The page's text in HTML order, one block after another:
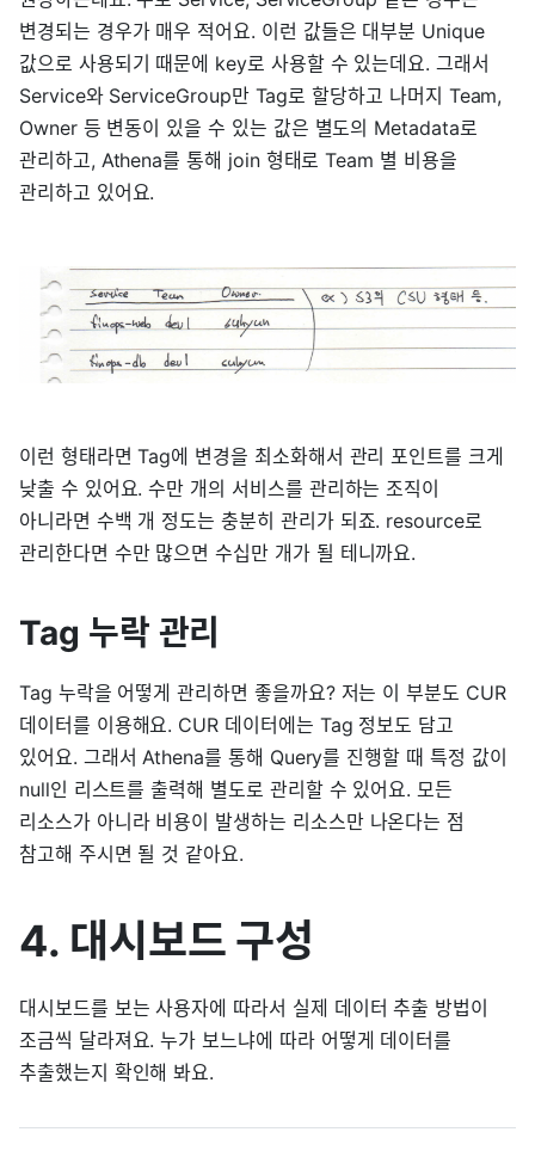
변경되는 경우가 매우 적어요. 이런 값들은 대부분 Unique
값으로 사용되기 때문에 key로 사용할 수 있는데요. 그래서
Service와 ServiceGroup만 Tag로 할당하고 나머지 Team,
Owner 등 변동이 있을 수 있는 값은 별도의 Metadata로
관리하고, Athena를 통해 join 형태로 Team 별 비용을
관리하고 있어요.
이런 형태라면 Tag에 변경을 최소화해서 관리 포인트를 크게
낮출 수 있어요. 수만 개의 서비스를 관리하는 조직이
아니라면 수백 개 정도는 충분히 관리가 되죠. resource로
관리한다면 수만 많으면 수십만 개가 될 테니까요.
Tag 누락 관리
Tag 누락을 어떻게 관리하면 좋을까요? 저는 이 부분도 CUR
데이터를 이용해요. CUR 데이터에는 Tag 정보도 담고
있어요. 그래서 Athena를 통해 Query를 진행할 때 특정 값이
null인 리스트를 출력해 별도로 관리할 수 있어요. 모든
리소스가 아니라 비용이 발생하는 리소스만 나온다는 점
참고해 주시면 될 것 같아요.
4. 대시보드 구성
대시보드를 보는 사용자에 따라서 실제 데이터 추출 방법이
조금씩 달라져요. 누가 보느냐에 따라 어떻게 데이터를
추출했는지 확인해 봐요.